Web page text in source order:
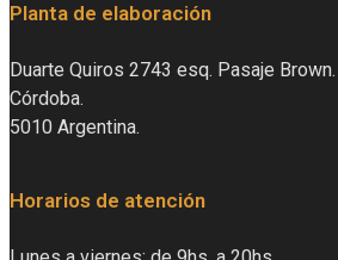
Planta de elaboración
Duarte Quiros 2743 esq. Pasaje
Córdoba.
5010 Argentina.
Horarios de atención